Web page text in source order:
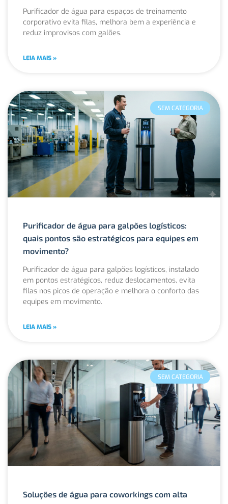
Purificador de água para espaços de treinamento
corporativo evita filas, melhora bem a experiência e
reduz improvisos com galões.
LEIA MAIS »
SEM CATEGORIA
Purificador de água para galpões logísticos:
quais pontos são estratégicos para equipes em
movimento?
Purificador de água para galpões logísticos, instalado
em pontos estratégicos, reduz deslocamentos, evita
filas nos picos de operação e melhora o conforto das
equipes em movimento.
LEIA MAIS »
SEM CATEGORIA
Soluções de água para coworkings com alta